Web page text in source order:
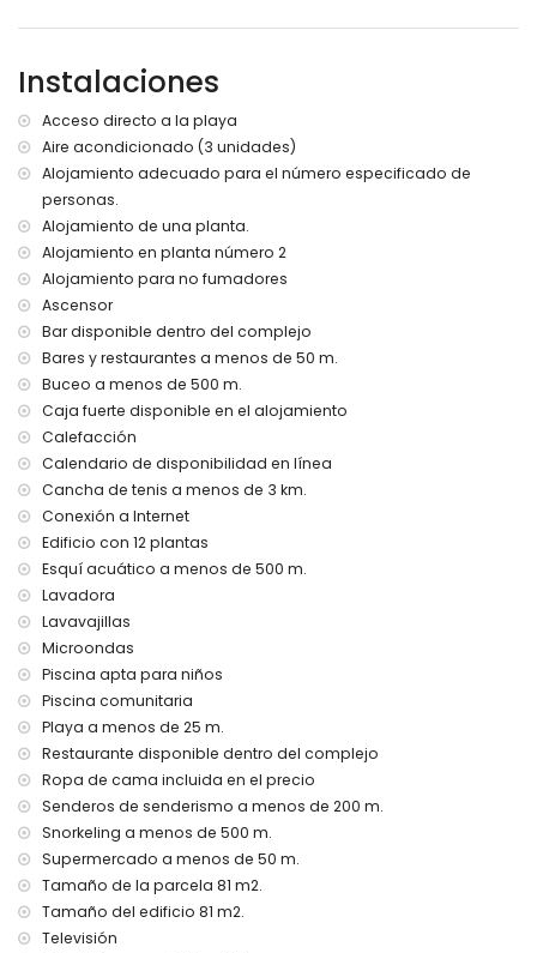
Más información
kilómetros del apartamento)
25 metros del apartamento)
acceso directo a la playa (Playa de la Fossa)
puerto más cercano: Puerto de Calpe (a menos de 1000
metros del apartamento)
parque más cercano: Parque Natural del Peñón de Ifach (a
menos de 2 kilómetros del apartamento)
aeropuerto más cercano: Aeropuerto de Alicante a 80 km
(a menos de 100 kilómetros del apartamento)
segundo aeropuerto más cercano: Aeropuerto de Valencia
a 124 km (a más de 100 kilómetros)
no se permite fumar
no se admiten mascotas
El edificio donde se encuentra el alojamiento tiene
ascensor.
El alojamiento es muy adecuado para familias con niños
Instalaciones y servicios incluidos en el precio del alquiler
del apartamento
internet (WiFi)
aspiradora
ropa de cama, toallas y cuna para niños
calefacción por aire y aire acondicionado
Actividades de entretenimiento y ocio para sus vacaciones
en Calpe, Costa Blanca
discoteca, club nocturno, bar y paseo marítimo (a menos
de 500 metros de la casa)
parque de atracciones (Family Park Calpe) (a menos de 5
kilómetros de la casa)
Deportes
senderismo, buceo, snorkel, windsurf y esquí acuático (a
menos de 1000 metros del apartamento)
tenis (a menos de 5 kilómetros del apartamento)
golf (Club de Golf Ifach) y equitación (a menos de 10
kilómetros del apartamento)
Instalaciones
Acceso directo a la playa
Aire acondicionado (3 unidades)
Alojamiento adecuado para el número especificado de
personas.
Alojamiento de una planta.
Alojamiento en planta número 2
Alojamiento para no fumadores
Ascensor
Bar disponible dentro del complejo
Bares y restaurantes a menos de 50 m.
Buceo a menos de 500 m.
Caja fuerte disponible en el alojamiento
Calefacción
Calendario de disponibilidad en línea
Cancha de tenis a menos de 3 km.
Conexión a Internet
Edificio con 12 plantas
Esquí acuático a menos de 500 m.
Lavadora
Lavavajillas
Microondas
Piscina apta para niños
Piscina comunitaria
Playa a menos de 25 m.
Restaurante disponible dentro del complejo
Ropa de cama incluida en el precio
Senderos de senderismo a menos de 200 m.
Snorkeling a menos de 500 m.
Supermercado a menos de 50 m.
Tamaño de la parcela 81 m2.
Tamaño del edificio 81 m2.
Televisión